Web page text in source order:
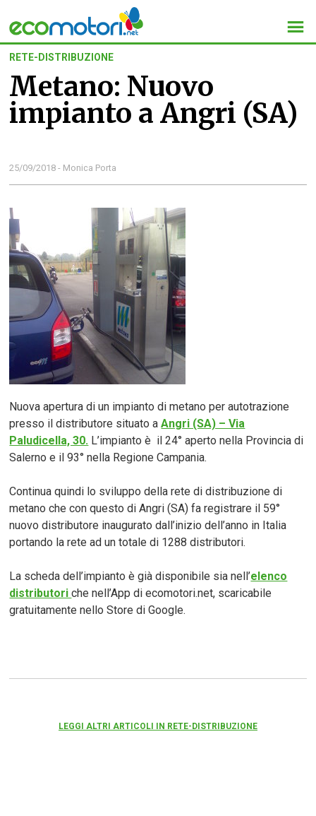
RETE-DISTRIBUZIONE
Metano: Nuovo
impianto a Angri (SA)
25/09/2018 - Monica Porta
Nuova apertura di un impianto di metano per autotrazione
presso il distributore situato aAngri (SA) – Via
Paludicella, 30. L’impianto è il 24° aperto nella Provincia di
Salerno e il 93° nella Regione Campania.
Continua quindi lo sviluppo della rete di distribuzione di
metano che con questo di Angri (SA) fa registrare il 59°
nuovo distributore inaugurato dall’inizio dell’anno in Italia
portando la rete ad un totale di 1288 distributori.
La scheda dell’impianto è già disponibile sia nell’elenco
distributoriche nell’App di ecomotori.net, scaricabile
gratuitamente nello Store di Google.
LEGGI ALTRI ARTICOLI IN RETE-DISTRIBUZIONE